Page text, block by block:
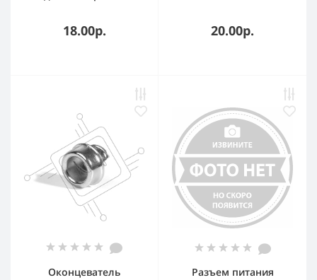
Соединительная
деталь коробки
18.00р. 20.00р.
Оконцеватель
Разъем питания